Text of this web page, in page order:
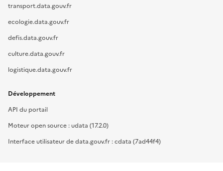
transport.data.gouv.fr
ecologie.data.gouv.fr
defis.data.gouv.fr
culture.data.gouv.fr
logistique.data.gouv.fr
Développement
API du portail
Moteur open source : udata (17.2.0)
Interface utilisateur de data.gouv.fr : cdata (7ad44f4)